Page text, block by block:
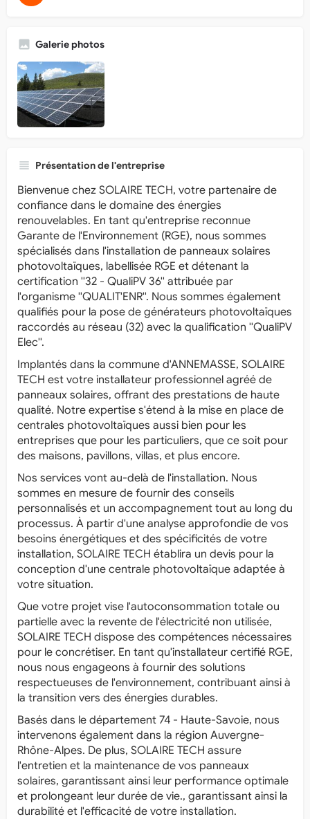
Galerie photos
Présentation de l'entreprise
Bienvenue chez SOLAIRE TECH, votre partenaire de
confiance dans le domaine des énergies
renouvelables. En tant qu'entreprise reconnue
Garante de l'Environnement (RGE), nous sommes
spécialisés dans l'installation de panneaux solaires
photovoltaïques, labellisée RGE et détenant la
certification ''32 - QualiPV 36'' attribuée par
l'organisme ''QUALIT'ENR''. Nous sommes également
qualifiés pour la pose de générateurs photovoltaïques
raccordés au réseau (32) avec la qualification ''QualiPV
Elec''.
Implantés dans la commune d'ANNEMASSE, SOLAIRE
TECH est votre installateur professionnel agréé de
panneaux solaires, offrant des prestations de haute
qualité. Notre expertise s'étend à la mise en place de
centrales photovoltaïques aussi bien pour les
entreprises que pour les particuliers, que ce soit pour
des maisons, pavillons, villas, et plus encore.
Nos services vont au-delà de l'installation. Nous
sommes en mesure de fournir des conseils
personnalisés et un accompagnement tout au long du
processus. À partir d'une analyse approfondie de vos
besoins énergétiques et des spécificités de votre
installation, SOLAIRE TECH établira un devis pour la
conception d'une centrale photovoltaïque adaptée à
votre situation.
Que votre projet vise l'autoconsommation totale ou
partielle avec la revente de l'électricité non utilisée,
SOLAIRE TECH dispose des compétences nécessaires
pour le concrétiser. En tant qu'installateur certifié RGE,
nous nous engageons à fournir des solutions
respectueuses de l'environnement, contribuant ainsi à
la transition vers des énergies durables.
Basés dans le département 74 - Haute-Savoie, nous
intervenons également dans la région Auvergne-
Rhône-Alpes. De plus, SOLAIRE TECH assure
l'entretien et la maintenance de vos panneaux
solaires, garantissant ainsi leur performance optimale
et prolongeant leur durée de vie., garantissant ainsi la
durabilité et l'efficacité de votre installation.